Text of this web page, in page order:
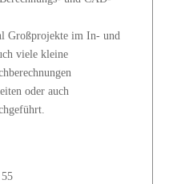
Großprojekte im In- und
viele kleine
oder auch